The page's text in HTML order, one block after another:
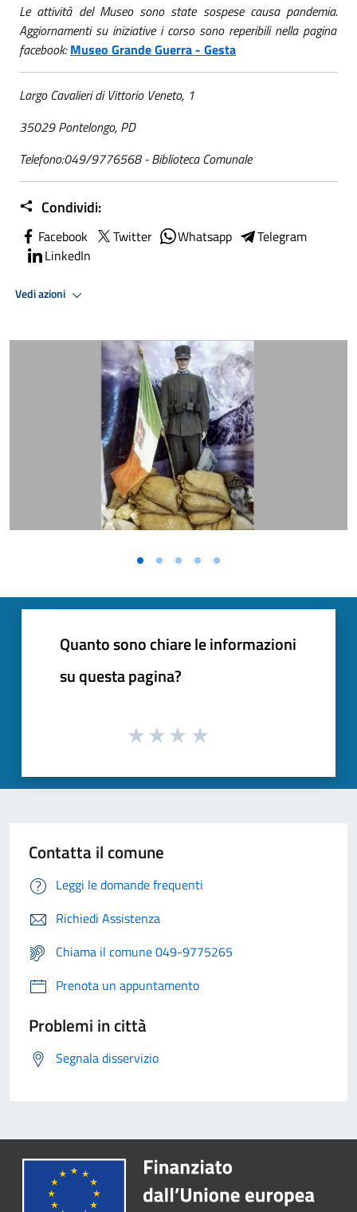
Le attività del Museo sono state sospese causa pandemia.
Aggiornamenti su iniziative i corso sono reperibili nella pagina
facebook:Museo Grande Guerra - Gesta
Largo Cavalieri di Vittorio Veneto, 1
35029 Pontelongo, PD
Telefono:049/9776568 - Biblioteca Comunale
Condividi:
Facebook Twitter Whatsapp
Telegram
LinkedIn
Vedi azioni
Quanto sono chiare le informazioni
su questa pagina?
Contatta il comune
Leggi le domande frequenti
Richiedi Assistenza
Chiama il comune 049-9775265
Prenota un appuntamento
Problemi in città
Segnala disservizio